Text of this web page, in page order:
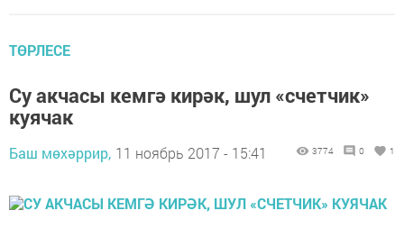
ТӨРЛЕСЕ
Су акчасы кемгә кирәк, шул «счетчик»
куячак
Баш мөхәррир, 11 ноябрь 2017 - 15:41 3774 0 1